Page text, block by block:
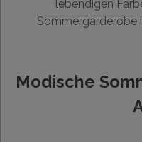
lebendigen
Sommergarderobe
Modische